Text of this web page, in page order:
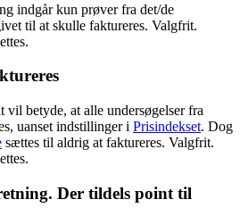
indgår kun prøver fra det/de
til at skulle faktureres. Valgfrit.
betyde, at alle undersøgelser fra
uanset indstillinger i Prisindekset. Dog
sættes til aldrig at faktureres. Valgfrit.
Der tildels point til